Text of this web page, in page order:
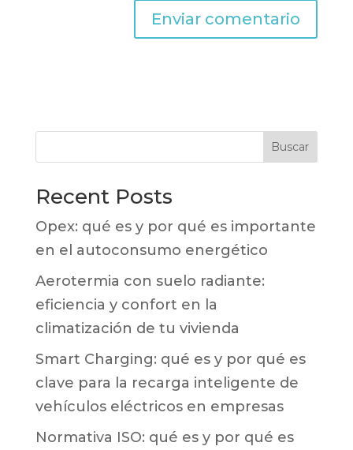
Buscar
Recent Posts
Opex: qué es y por qué es importante
en el autoconsumo energético
Aerotermia con suelo radiante:
eficiencia y confort en la
climatización de tu vivienda
Smart Charging: qué es y por qué es
clave para la recarga inteligente de
vehículos eléctricos en empresas
Normativa ISO: qué es y por qué es